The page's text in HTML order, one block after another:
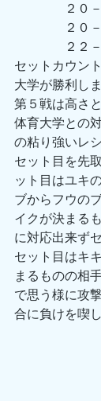
２０－
２０－
　
セットカウン
大学が勝利しま
第５戦は高さ
体育大学との
の粘り強いレ
セット目を先
ット目はユキ
ブからフウの
イクが決まる
に対応出来ず
セット目はキ
まるものの相
で思う様に攻
合に負けを喫